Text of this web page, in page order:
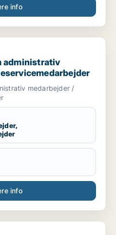
og haft rimelig
info
medarbejder /
administrativ
medarbejder /
info